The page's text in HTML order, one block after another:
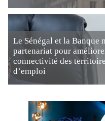
Le Sénégal et la
partenariat pour
connectivité des
d’emploi